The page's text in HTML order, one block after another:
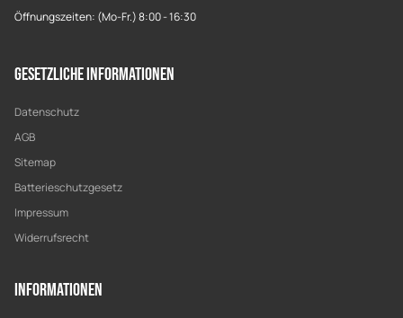
Öffnungszeiten: (Mo-Fr.) 8:00 - 16:30
Gesetzliche Informationen
Datenschutz
AGB
Sitemap
Batterieschutzgesetz
Impressum
Widerrufsrecht
Informationen